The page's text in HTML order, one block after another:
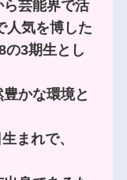
ら芸能界で活
人気を博した
の3期生とし
かな環境と
まれで、